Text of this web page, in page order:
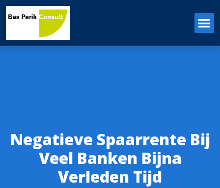
Negatieve Spaarrente Bij
Veel Banken Bijna
Verleden Tijd